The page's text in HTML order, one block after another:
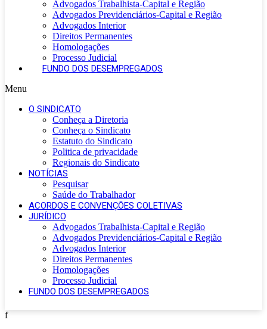
Advogados Trabalhista-Capital e Região
Advogados Previdenciários-Capital e Região
Advogados Interior
Direitos Permanentes
Homologações
Processo Judicial
FUNDO DOS DESEMPREGADOS
Menu
O SINDICATO
Conheça a Diretoria
Conheça o Sindicato
Estatuto do Sindicato
Politica de privacidade
Regionais do Sindicato
NOTÍCIAS
Pesquisar
Saúde do Trabalhador
ACORDOS E CONVENÇÕES COLETIVAS
JURÍDICO
Advogados Trabalhista-Capital e Região
Advogados Previdenciários-Capital e Região
Advogados Interior
Direitos Permanentes
Homologações
Processo Judicial
FUNDO DOS DESEMPREGADOS
f